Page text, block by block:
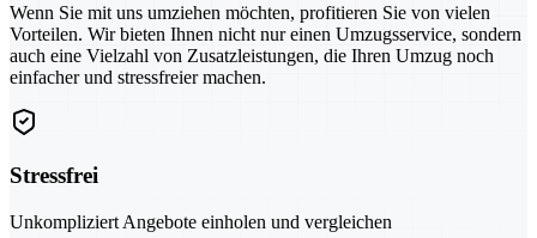
Wenn Sie mit uns umziehen möchten, profitieren Sie von vielen
Vorteilen. Wir bieten Ihnen nicht nur einen Umzugsservice, sondern
auch eine Vielzahl von Zusatzleistungen, die Ihren Umzug noch
einfacher und stressfreier machen.
Stressfrei
Unkompliziert Angebote einholen und vergleichen